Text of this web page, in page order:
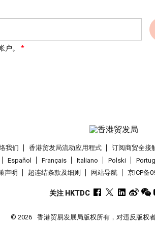
。
我们 香港贸发局流动应用程式 订阅商贸全接
Español
Français Italiano Polski
声明
超连结条款及细则 网站导航 京ICP备
关注 HKTDC
© 2026 香港贸易发展局版权所有，对违反版权